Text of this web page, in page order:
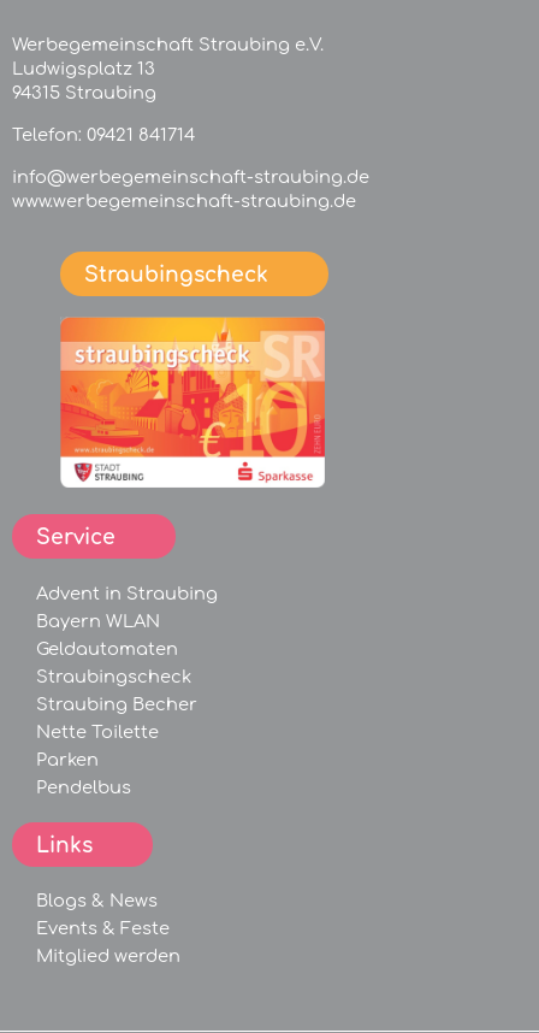
Werbegemeinschaft Straubing e.V.
Ludwigsplatz 13
94315 Straubing
Telefon: 09421 841714
info@werbegemeinschaft-straubing.de
www.werbegemeinschaft-straubing.de
Straubingscheck
Service
Advent in Straubing
Bayern WLAN
Geldautomaten
Straubingscheck
Straubing Becher
Nette Toilette
Parken
Pendelbus
Links
Blogs & News
Events & Feste
Mitglied werden